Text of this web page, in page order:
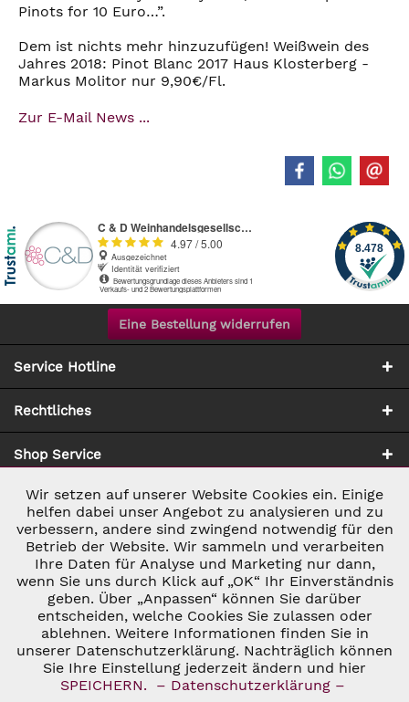
Pinots for 10 Euro…”.
Dem ist nichts mehr hinzuzufügen! Weißwein des
Jahres 2018: Pinot Blanc 2017 Haus Klosterberg -
Markus Molitor nur 9,90€/Fl.
Zur E-Mail News ...
Eine Bestellung widerrufen
Service Hotline
Rechtliches
Shop Service
Zahlung & Versand
* ALLE PREISE INKL. GESETZL. UMSATZSTEUER ZZGL.
VERSANDKOSTEN
UND GGF. NACHNAHMEGEBÜHREN, WENN NICHT
ANDERS BESCHRIEBEN
© 2026 C&D WEINHANDEL - ALL RIGHTS RESERVED. THEME BY
THEMEWARE®
Notwendig Aktiv
Marketing Inaktiv
Tracking Inaktiv
Personalisierung Inaktiv
Wir setzen auf unserer Website Cookies ein. Einige
helfen dabei unser Angebot zu analysieren und zu
verbessern, andere sind zwingend notwendig für den
Betrieb der Website. Wir sammeln und verarbeiten
Ihre Daten für Analyse und Marketing nur dann,
wenn Sie uns durch Klick auf „OK“ Ihr Einverständnis
geben. Über „Anpassen“ können Sie darüber
entscheiden, welche Cookies Sie zulassen oder
ablehnen. Weitere Informationen finden Sie in
unserer Datenschutzerklärung. Nachträglich können
Sie Ihre Einstellung jederzeit ändern und hier
SPEICHERN.
– Datenschutzerklärung –